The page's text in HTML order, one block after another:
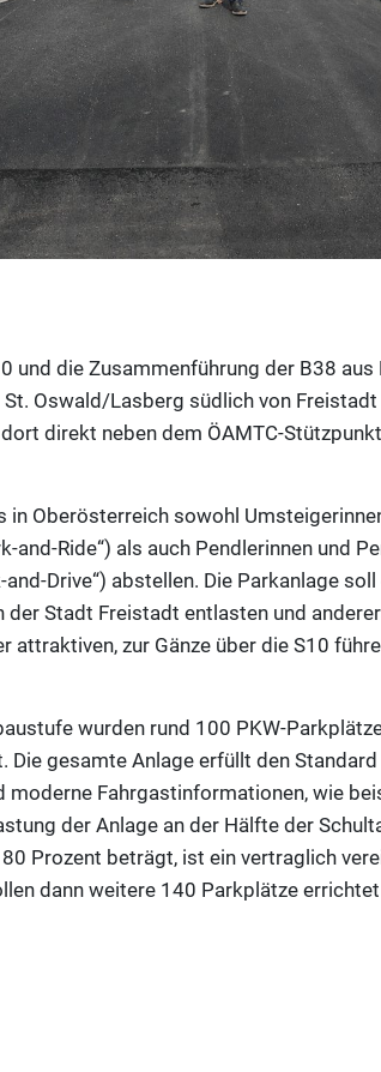
und die Zusammenführung der B38
Oswald/Lasberg südlich von
direkt neben dem ÖAMTC-
in Oberösterreich sowohl
and-Ride“) als auch Pendlerinnen und
Drive“) abstellen. Die Parkanlage
der Stadt Freistadt entlasten und
attraktiven, zur Gänze über die S10
wurden rund 100 PKW-
Die gesamte Anlage erfüllt den
moderne Fahrgastinformationen, wie
der Anlage an der Hälfte der
Prozent beträgt, ist ein vertraglich
dann weitere 140 Parkplätze